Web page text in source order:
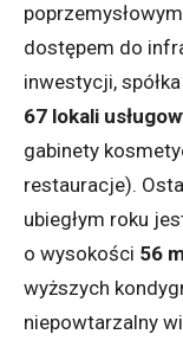
dostępem do
inwestycji,
67 lokali
gabinety
restauracje).
ubiegłym roku
o wysokości 56
wyższych
niepowtarzalny